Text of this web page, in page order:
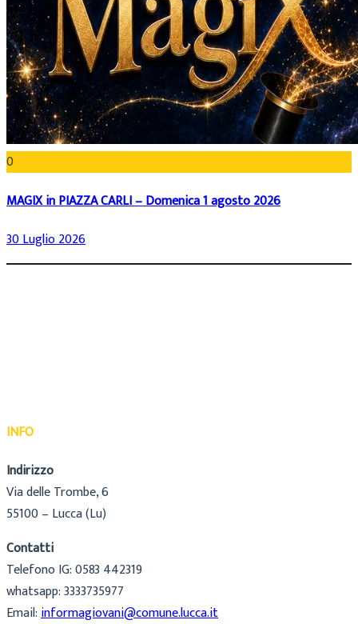
0
MAGIX in PIAZZA CARLI – Domenica 1 agosto 2026
30 Luglio 2026
INFO
Indirizzo
Via delle Trombe, 6
55100 – Lucca (Lu)
Contatti
Telefono IG: 0583 442319
whatsapp: 3333735977
Email:informagiovani@comune.lucca.it